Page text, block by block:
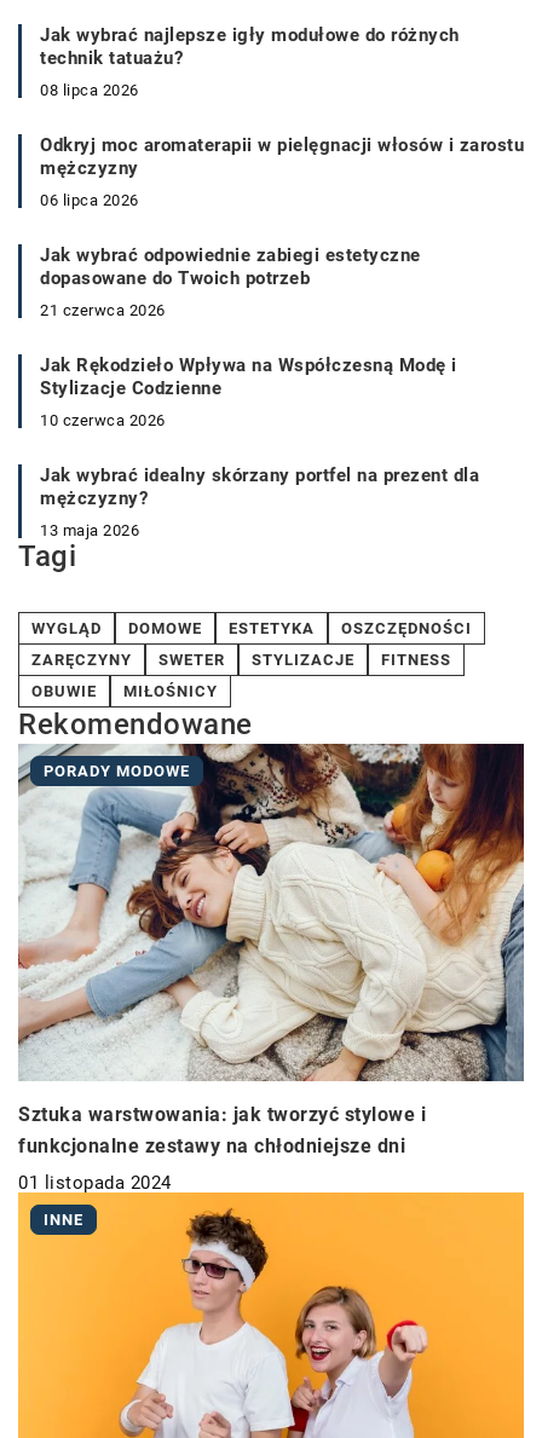
Jak wybrać najlepsze igły modułowe do różnych
technik tatuażu?
08 lipca 2026
Odkryj moc aromaterapii w pielęgnacji włosów i zarostu
mężczyzny
06 lipca 2026
Jak wybrać odpowiednie zabiegi estetyczne
dopasowane do Twoich potrzeb
21 czerwca 2026
Jak Rękodzieło Wpływa na Współczesną Modę i
Stylizacje Codzienne
10 czerwca 2026
Jak wybrać idealny skórzany portfel na prezent dla
mężczyzny?
13 maja 2026
Tagi
WYGLĄD DOMOWE ESTETYKA
OSZCZĘDNOŚCI
ZARĘCZYNY
SWETER STYLIZACJE
FITNESS
OBUWIE
MIŁOŚNICY
Rekomendowane
PORADY MODOWE
Sztuka warstwowania: jak tworzyć stylowe i
funkcjonalne zestawy na chłodniejsze dni
01 listopada 2024
INNE